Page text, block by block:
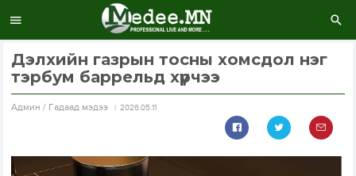
Дэлхийн газрын тосны хомсдол нэг
тэрбум баррельд хүрчээ
Aдмин / Гадаад мэдээ 2026.05.11